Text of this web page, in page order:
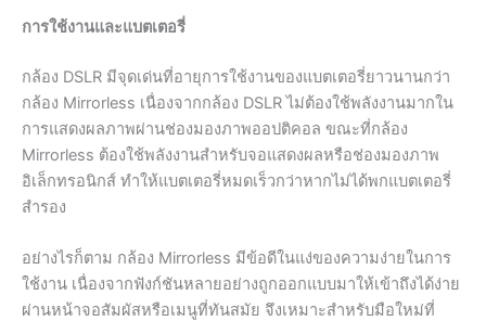
การใช้งานและแบตเตอรี่
กล้อง DSLR มีจุดเด่นที่อายุการใช้งานของแบตเตอรี่ยาวนานกว่า
กล้อง Mirrorless เนื่องจากกล้อง DSLR ไม่ต้องใช้พลังงานมากใน
การแสดงผลภาพผ่านช่องมองภาพออปติคอล ขณะที่กล้อง
Mirrorless ต้องใช้พลังงานสำหรับจอแสดงผลหรือช่องมองภาพ
อิเล็กทรอนิกส์ ทำให้แบตเตอรี่หมดเร็วกว่าหากไม่ได้พกแบตเตอรี่
สำรอง
อย่างไรก็ตาม กล้อง Mirrorless มีข้อดีในแง่ของความง่ายในการ
ใช้งาน เนื่องจากฟังก์ชันหลายอย่างถูกออกแบบมาให้เข้าถึงได้ง่าย
ผ่านหน้าจอสัมผัสหรือเมนูที่ทันสมัย จึงเหมาะสำหรับมือใหม่ที่